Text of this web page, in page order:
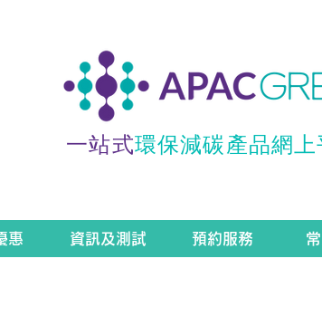
一站式環保減碳產品網上
惠 資訊及測試 預約服務